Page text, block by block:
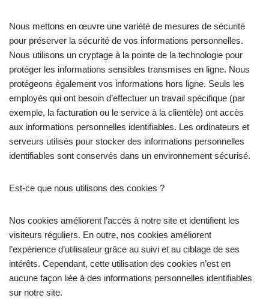
Nous mettons en œuvre une variété de mesures de sécurité
pour préserver la sécurité de vos informations personnelles.
Nous utilisons un cryptage à la pointe de la technologie pour
protéger les informations sensibles transmises en ligne. Nous
protégeons également vos informations hors ligne. Seuls les
employés qui ont besoin d’effectuer un travail spécifique (par
exemple, la facturation ou le service à la clientèle) ont accès
aux informations personnelles identifiables. Les ordinateurs et
serveurs utilisés pour stocker des informations personnelles
identifiables sont conservés dans un environnement sécurisé.
Est-ce que nous utilisons des cookies ?
Nos cookies améliorent l’accès à notre site et identifient les
visiteurs réguliers. En outre, nos cookies améliorent
l’expérience d’utilisateur grâce au suivi et au ciblage de ses
intérêts. Cependant, cette utilisation des cookies n’est en
aucune façon liée à des informations personnelles identifiables
sur notre site.